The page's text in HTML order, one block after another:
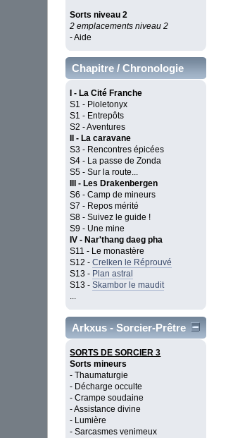
Sorts niveau 2
2 emplacements niveau 2
- Aide
Chapitre / Chronologie
I - La Cité Franche
S1 - Pioletonyx
S1 - Entrepôts
S2 - Aventures
II - La caravane
S3 - Rencontres épicées
S4 - La passe de Zonda
S5 - Sur la route...
III - Les Drakenbergen
S6 - Camp de mineurs
S7 - Repos mérité
S8 - Suivez le guide !
S9 - Une mine
IV - Nar'thang daeg pha
S11 - Le monastère
S12 -Crelken le Réprouvé
S13 - Plan astral
S13 -Skambor le maudit
...
Arkxus - Sorcier-Prêtre
SORTS DE SORCIER 3
Sorts mineurs
- Thaumaturgie
- Décharge occulte
- Crampe soudaine
- Assistance divine
- Lumière
- Sarcasmes venimeux